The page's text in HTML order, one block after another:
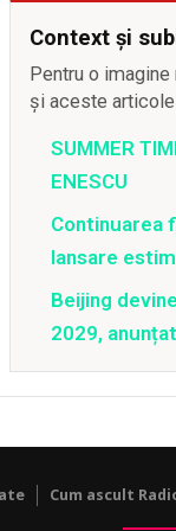
Context și
Pentru o
și aceste
SUMMER
ENESCU
Continuarea
lansare
Beijing
2029,
Cum ascult